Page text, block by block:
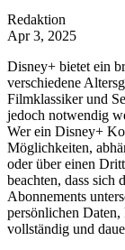
Redaktion
Apr 3, 2025
Disney+ bietet ein
verschiedene
Filmklassiker und
jedoch notwendig
Wer ein Disney+
Möglichkeiten,
oder über einen
beachten, dass sich
Abonnements
persönlichen
vollständig und